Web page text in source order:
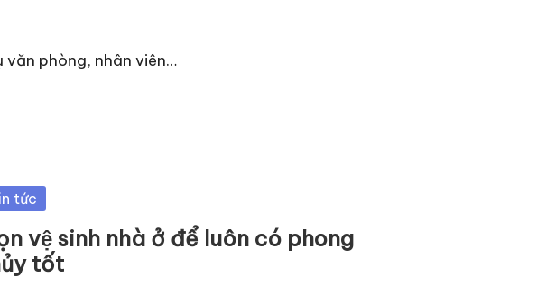
văn phòng, nhân viên…
tức
vệ sinh nhà ở để luôn có phong
tốt